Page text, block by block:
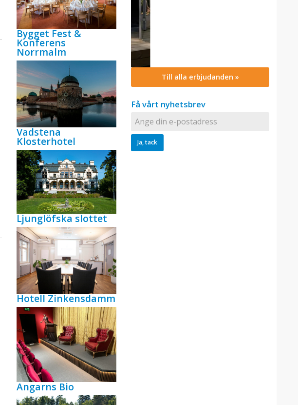
Bygget Fest &
Konferens
Norrmalm
Vadstena
Klosterhotel
Ljunglöfska slottet
Hotell Zinkensdamm
Angarns Bio
Till alla erbjudanden »
Få vårt nyhetsbrev